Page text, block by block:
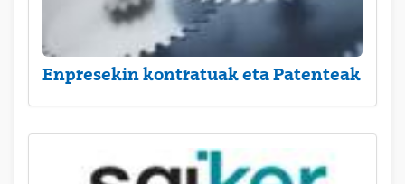
Enpresekin kontratuak eta Patenteak